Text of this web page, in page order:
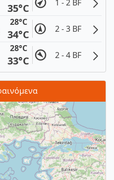
35°C 1 - 2 BF
28°C
34°C 2 - 3 BF
28°C
33°C 2 - 4 BF